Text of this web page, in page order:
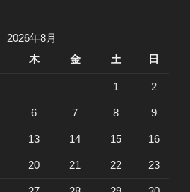
2026年8月
木 金 土 日
1 2
6 7 8 9
13 14 15 16
20 21 22 23